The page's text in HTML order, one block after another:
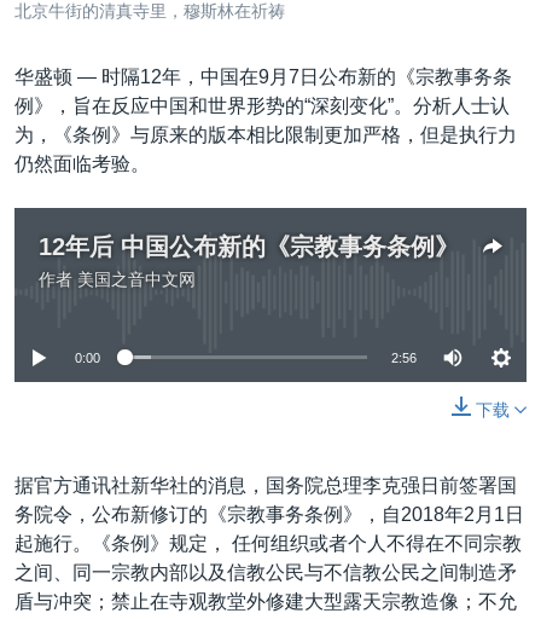
美国之音专访
重要讲话与声明
台海两岸关系
关注西藏
关注新疆
关注我们
其他语言网站
北京牛街的清真寺里，穆斯林在祈祷
华盛顿 — 时隔12年，中国在9月7日公布新的《宗教事务条
例》，旨在反应中国和世界形势的“深刻变化”。分析人士认
为，《条例》与原来的版本相比限制更加严格，但是执行力
仍然面临考验。
12年后 中国公布新的《宗教事务条例》
作者 美国之音中文网
0:00 2:56
下载
据官方通讯社新华社的消息，国务院总理李克强日前签署国
务院令，公布新修订的《宗教事务条例》，自2018年2月1日
起施行。《条例》规定， 任何组织或者个人不得在不同宗教
之间、同一宗教内部以及信教公民与不信教公民之间制造矛
盾与冲突；禁止在寺观教堂外修建大型露天宗教造像；不允